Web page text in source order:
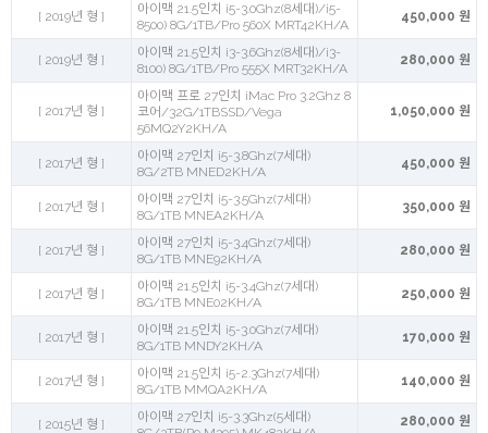
[ 2019년 형 ]
아이맥 21.5인치 i5-3.0Ghz(8세대)/i5-
8500) 8G/1TB/Pro 560X MRT42KH/A
450,000 원
[ 2019년 형 ]
아이맥 21.5인치 i3-3.6Ghz(8세대)/i3-
8100) 8G/1TB/Pro 555X MRT32KH/A
280,000 원
[ 2017년 형 ]
아이맥 프로 27인치 iMac Pro 3.2Ghz 8
코어/32G/1TBSSD/Vega
56MQ2Y2KH/A
1,050,000 원
[ 2017년 형 ]
아이맥 27인치 i5-3.8Ghz(7세대)
8G/2TB MNED2KH/A
450,000 원
[ 2017년 형 ]
아이맥 27인치 i5-3.5Ghz(7세대)
8G/1TB MNEA2KH/A
350,000 원
[ 2017년 형 ]
아이맥 27인치 i5-3.4Ghz(7세대)
8G/1TB MNE92KH/A
280,000 원
[ 2017년 형 ]
아이맥 21.5인치 i5-3.4Ghz(7세대)
8G/1TB MNE02KH/A
250,000 원
[ 2017년 형 ]
아이맥 21.5인치 i5-3.0Ghz(7세대)
8G/1TB MNDY2KH/A
170,000 원
[ 2017년 형 ]
아이맥 21.5인치 i5-2.3Ghz(7세대)
8G/1TB MMQA2KH/A
140,000 원
[ 2015년 형 ]
아이맥 27인치 i5-3.3Ghz(5세대)
280,000 원